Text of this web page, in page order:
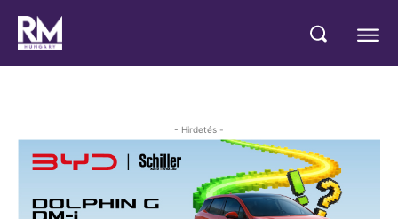
- Hirdetés -